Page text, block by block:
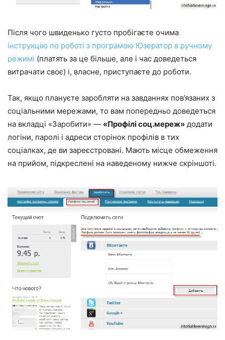
Після чого швиденько густо пробігаєте очима
інструкцію по роботі з програмою Юзератор в ручному
режимі (платять за це більше, але і час доведеться
витрачати своє) і, власне, приступаєте до роботи.
Так, якщо плануєте заробляти на завданнях пов’язаних з
соціальними мережами, то вам попередньо доведеться
на вкладці «Заробити» — «Профілі соц.мереж» додати
логіни, паролі і адреси сторінок профілів в тих
соціалках, де ви зареєстровані. Мають місце обмеження
на прийом, підкреслені на наведеному нижче скріншоті.